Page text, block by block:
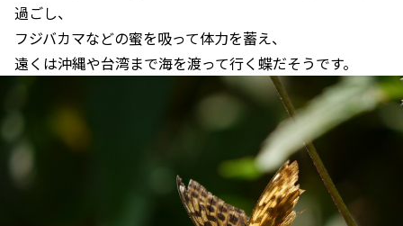
過ごし、
フジバカマなどの蜜を吸って体力を蓄え、
遠くは沖縄や台湾まで海を渡って行く蝶だそうです。